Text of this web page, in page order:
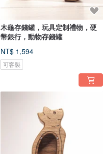
木龜存錢罐，玩具定制禮物，硬
幣銀行，動物存錢罐
NT$ 1,594
可客製